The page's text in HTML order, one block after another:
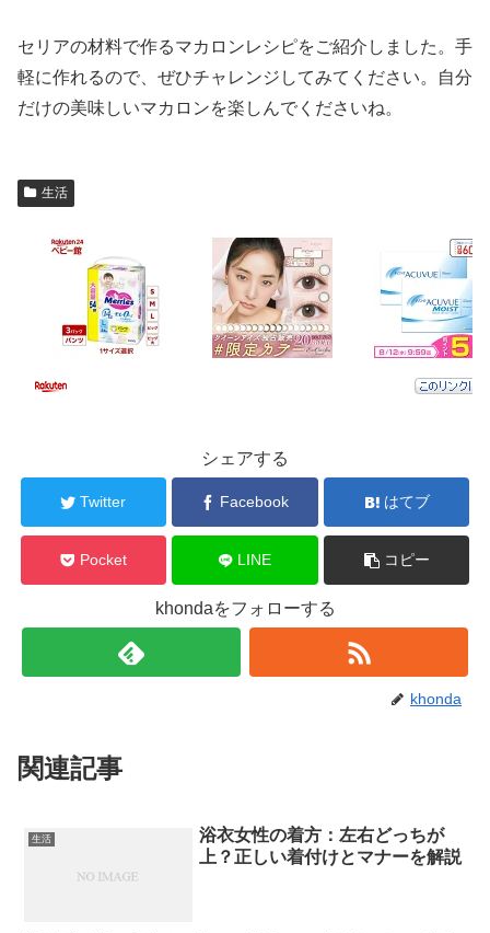
セリアの材料で作るマカロンレシピをご紹介しました。手
軽に作れるので、ぜひチャレンジしてみてください。自分
だけの美味しいマカロンを楽しんでくださいね。
生活
シェアする
Twitter Facebook はてブ
Pocket LINE コピー
khondaをフォローする
khonda
関連記事
生活
浴衣女性の着方：左右どっちが
上？正しい着付けとマナーを解説